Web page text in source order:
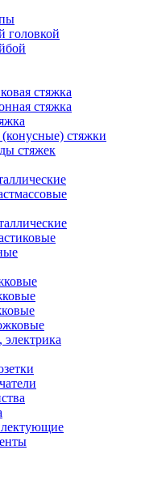
головкой
стяжка
стяжка
стяжки
стяжек